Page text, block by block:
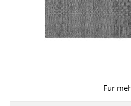
Hocker
Bänke & Liegen
Für